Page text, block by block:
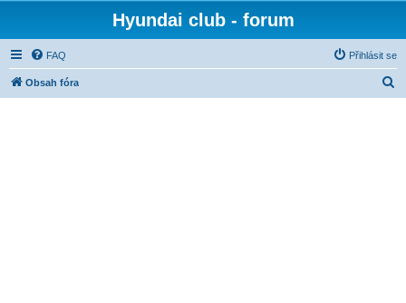
Hyundai club - forum
FAQ Přihlásit se
Obsah fóra